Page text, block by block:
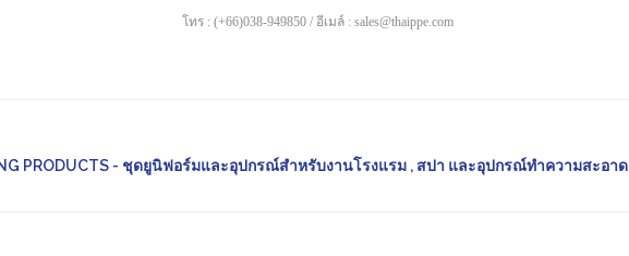
โทร : (+66)038-949850 / อีเมล์ : sales@thaippe.com
PRODUCTS - ชุดยูนิฟอร์มและอุปกรณ์สำหรับงานโรงแรม , สปา และอุปกรณ์ทำความสะอาด